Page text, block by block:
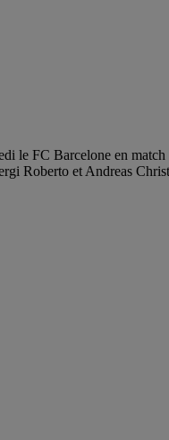
le FC Barcelone en
Roberto et Andreas